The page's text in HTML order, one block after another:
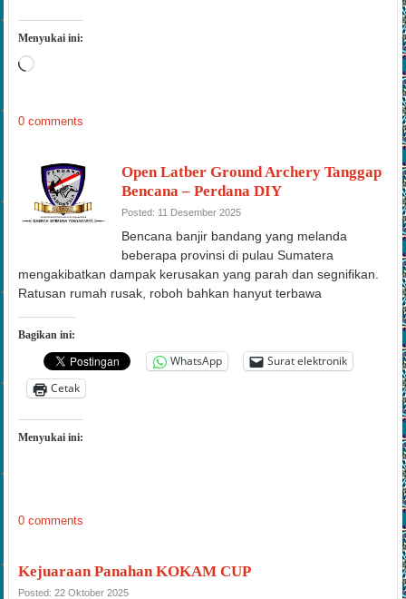
Menyukai ini:
Memuat...
0 comments
Open Latber Ground Archery Tanggap
Bencana – Perdana DIY
Posted: 11 Desember 2025
Bencana banjir bandang yang melanda
beberapa provinsi di pulau Sumatera
mengakibatkan dampak kerusakan yang parah dan segnifikan.
Ratusan rumah rusak, roboh bahkan hanyut terbawa
Bagikan ini:
WhatsApp
Surat elektronik
Cetak
Menyukai ini:
0 comments
Kejuaraan Panahan KOKAM CUP
Posted: 22 Oktober 2025